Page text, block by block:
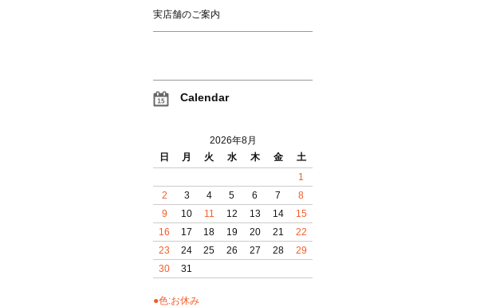
実店舗のご案内
Calendar
2026年8月
日
月 火 水 木 金
土
1
2
3 4 5 6 7
8
9
10 11 12 13 14
15
16
17 18 19 20 21
22
23
24 25 26 27 28
29
30
31
●色:お休み